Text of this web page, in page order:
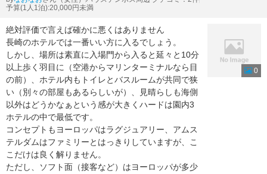
予算(1人1泊):20,000円未満
絶対評価で言えば確かに悪くはありません
長崎のホテルでは一番いい方に入るでしょう。
しかし、場所は素直に入場門から入ると延々と10分
以上歩く羽目に（空港からマリンターミナルなら目
の前）、ホテル内もトイレとバスルームが共同で狭
い（別々の部屋もあるらしいが）、見晴らしも海側
以外はどうかなぁという感が大きくハードは園内3
ホテルの中で最低です。
コンセプトもヨーロッパはラグジュアリー、アムス
テルダムはファミリーとはっきりしていますが、こ
こだけは良く解りません。
ただし、ソフト面（接客など）はヨーロッパが多少
0